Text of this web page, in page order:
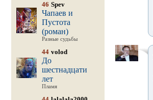
46 Spev
Чапаев и
Пустота
(роман)
Разные судьбы
44 volod
До
шестнадцати
лет
Пламя